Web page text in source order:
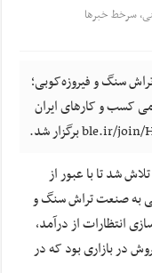
,سرخط خبرها
سنگ و فیروزه‌کوبی؛
کسب و کارهای ایران
شد تا با عبور از
به صنعت تراش سنگ و
انتظارات از درآمد،
در بازاری بود که در